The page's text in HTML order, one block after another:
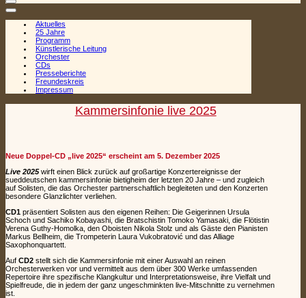
Navigationsmenü
Navigationsmenü
Aktuelles
25 Jahre
Programm
Künstlerische Leitung
Orchester
CDs
Presseberichte
Freundeskreis
Impressum
Kammersinfonie live 2025
Neue Doppel-CD „live 2025“ erscheint am 5. Dezember 2025
Live 2025wirft einen Blick zurück auf großartige Konzertereignisse der
sueddeutschen kammersinfonie bietigheim der letzten 20 Jahre – und zugleich
auf Solisten, die das Orchester partnerschaftlich begleiteten und den Konzerten
besondere Glanzlichter verliehen.
CD1 präsentiert Solisten aus den eigenen Reihen: Die Geigerinnen Ursula
Schoch und Sachiko Kobayashi, die Bratschistin Tomoko Yamasaki, die Flötistin
Verena Guthy-Homolka, den Oboisten Nikola Stolz und als Gäste den Pianisten
Markus Bellheim, die Trompeterin Laura Vukobratović und das Alliage
Saxophonquartett.
Auf CD2 stellt sich die Kammersinfonie mit einer Auswahl an reinen
Orchesterwerken vor und vermittelt aus dem über 300 Werke umfassenden
Repertoire ihre spezifische Klangkultur und Interpretationsweise, ihre Vielfalt und
Spielfreude, die in jedem der ganz ungeschminkten live-Mitschnitte zu vernehmen
ist.